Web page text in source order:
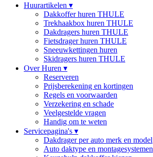
Huurartikelen ▾
Dakkoffer huren THULE
Trekhaakbox huren THULE
Dakdragers huren THULE
Fietsdrager huren THULE
Sneeuwkettingen huren
Skidragers huren THULE
Over Huren ▾
Reserveren
Prijsberekening en kortingen
Regels en voorwaarden
Verzekering en schade
Veelgestelde vragen
Handig om te weten
Servicepagina's ▾
Dakdrager per auto merk en model
Auto daktype en montagesystemen